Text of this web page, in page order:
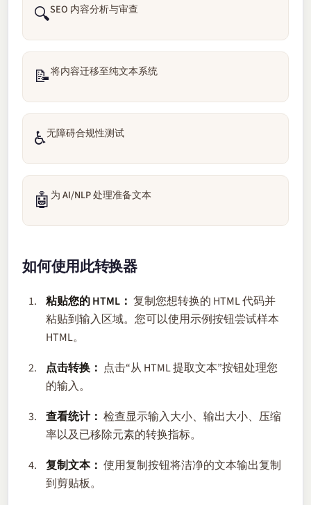
🔍SEO 内容分析与审查
📝将内容迁移至纯文本系统
♿无障碍合规性测试
🤖 为 AI/NLP 处理准备文本
如何使用此转换器
粘贴您的 HTML： 复制您想转换的 HTML 代码并
粘贴到输入区域。您可以使用示例按钮尝试样本
HTML。
点击转换： 点击“从 HTML 提取文本”按钮处理您
的输入。
查看统计： 检查显示输入大小、输出大小、压缩
率以及已移除元素的转换指标。
复制文本： 使用复制按钮将洁净的文本输出复制
到剪贴板。